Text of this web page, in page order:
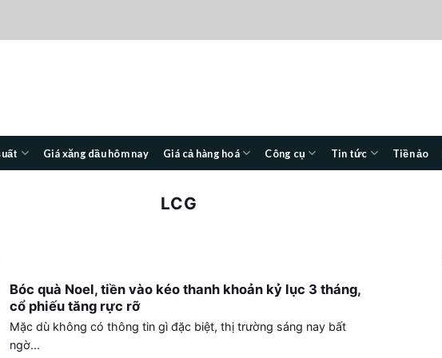
Giá xăng dầu hôm nay Giá cả hàng hoá Công cụ Tin tức Tiền ảo
LCG
Bóc quà Noel, tiền vào kéo thanh khoản kỷ lục 3 tháng,
cổ phiếu tăng rực rỡ
Mặc dù không có thông tin gì đặc biệt, thị trường sáng nay bất
ngờ...